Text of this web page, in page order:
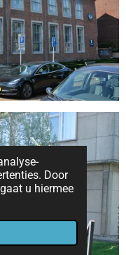
Door
u hiermee